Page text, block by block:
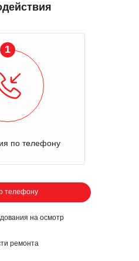
1
по телефону
телефону
на осмотр
ремонта